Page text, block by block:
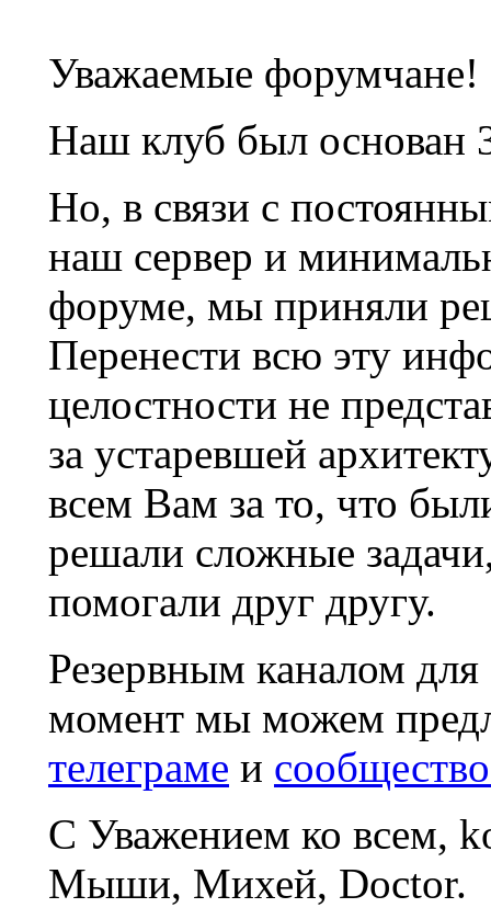
Уважаемые форумчане!
Наш клуб был основан
Но, в связи с
наш сервер и
форуме, мы приняли
Перенести всю эту
целостности не
за устаревшей
всем Вам за то, что
решали сложные
помогали друг другу.
Резервным каналом
момент мы можем
телеграме и
С Уважением ко всем,
Мыши, Михей, Doctor.